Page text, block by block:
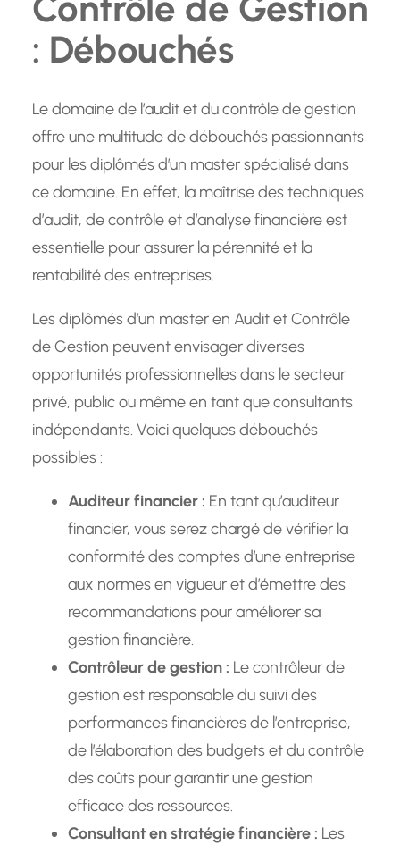
: Débouchés
Le domaine de l’audit et du contrôle de gestion
offre une multitude de débouchés passionnants
pour les diplômés d’un master spécialisé dans
ce domaine. En effet, la maîtrise des techniques
d’audit, de contrôle et d’analyse financière est
essentielle pour assurer la pérennité et la
rentabilité des entreprises.
Les diplômés d’un master en Audit et Contrôle
de Gestion peuvent envisager diverses
opportunités professionnelles dans le secteur
privé, public ou même en tant que consultants
indépendants. Voici quelques débouchés
possibles :
Auditeur financier : En tant qu’auditeur
financier, vous serez chargé de vérifier la
conformité des comptes d’une entreprise
aux normes en vigueur et d’émettre des
recommandations pour améliorer sa
gestion financière.
Contrôleur de gestion : Le contrôleur de
gestion est responsable du suivi des
performances financières de l’entreprise,
de l’élaboration des budgets et du contrôle
des coûts pour garantir une gestion
efficace des ressources.
Consultant en stratégie financière : Les